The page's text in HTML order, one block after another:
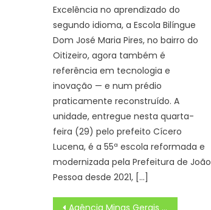
Excelência no aprendizado do
segundo idioma, a Escola Bilíngue
Dom José Maria Pires, no bairro do
Oitizeiro, agora também é
referência em tecnologia e
inovação — e num prédio
praticamente reconstruído. A
unidade, entregue nesta quarta-
feira (29) pelo prefeito Cícero
Lucena, é a 55ª escola reformada e
modernizada pela Prefeitura de João
Pessoa desde 2021, […]
Agência Minas Gerais | Operações da PMMG resultam na prisão de 1,5 mil foragidos da Justiça